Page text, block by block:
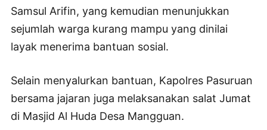
Samsul Arifin, yang kemudian menunjukkan
sejumlah warga kurang mampu yang dinilai
layak menerima bantuan sosial.
Selain menyalurkan bantuan, Kapolres Pasuruan
bersama jajaran juga melaksanakan salat Jumat
di Masjid Al Huda Desa Mangguan.